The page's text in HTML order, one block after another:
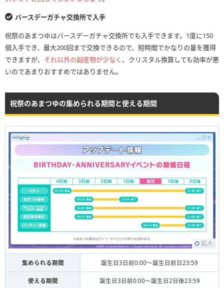
バースデーガチャ交換所で入手
祝祭のあまつゆはバースデーガチャ交換所でも入手できます。1度に150
個入手でき、最大200回まで交換できるので、短時間でかなりの量を獲得
できますが、 それ以外の副産物が少なく 、クリスタル換算しても効率が悪
いのであまりおすすめではありません。
祝祭のあまつゆの集められる期間と使える期間
拡大
集められる期間 誕生日3日前0:00〜誕生日前日23:59
使える期間 誕生日3日前0:00〜誕生日2日後23:59